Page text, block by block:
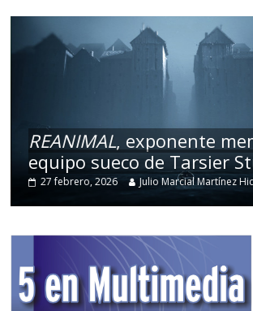
REANIMAL, exponente
equipo sueco de Tarsier
27 febrero, 2026 Julio Marcial Martínez